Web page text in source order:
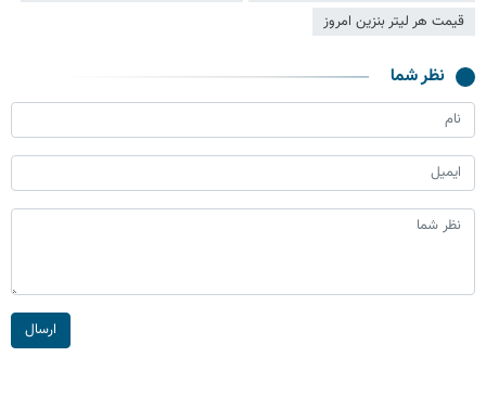
قیمت هر لیتر بنزین امروز
نظر شما
ارسال